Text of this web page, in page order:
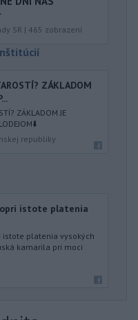
SR | 465 zobrazení
ZÁKLADOM
ZÁKLADOM JE
republiky
istote platenia
istote platenia vysokých
kamarila pri moci